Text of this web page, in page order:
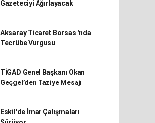
Gazeteciyi Ağırlayacak
Aksaray Ticaret Borsası'nda
Tecrübe Vurgusu
TİGAD Genel Başkanı Okan
Geçgel’den Taziye Mesajı
Eskil'de İmar Çalışmaları